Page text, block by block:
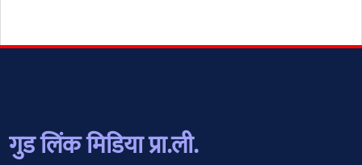
गुड लिंक मिडिया प्रा.ली.